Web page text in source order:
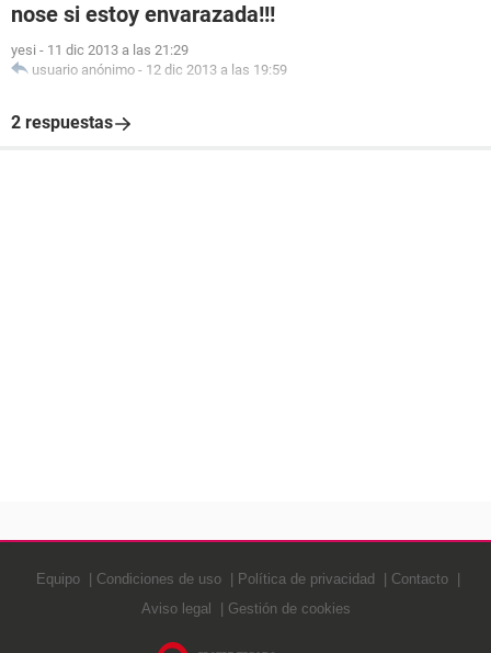
nose si estoy envarazada!!!
yesi - 11 dic 2013 a las 21:29
usuario anónimo - 12 dic 2013 a las 19:59
2 respuestas
Equipo Condiciones de uso Política de privacidad
Contacto
Aviso legal
Gestión de cookies